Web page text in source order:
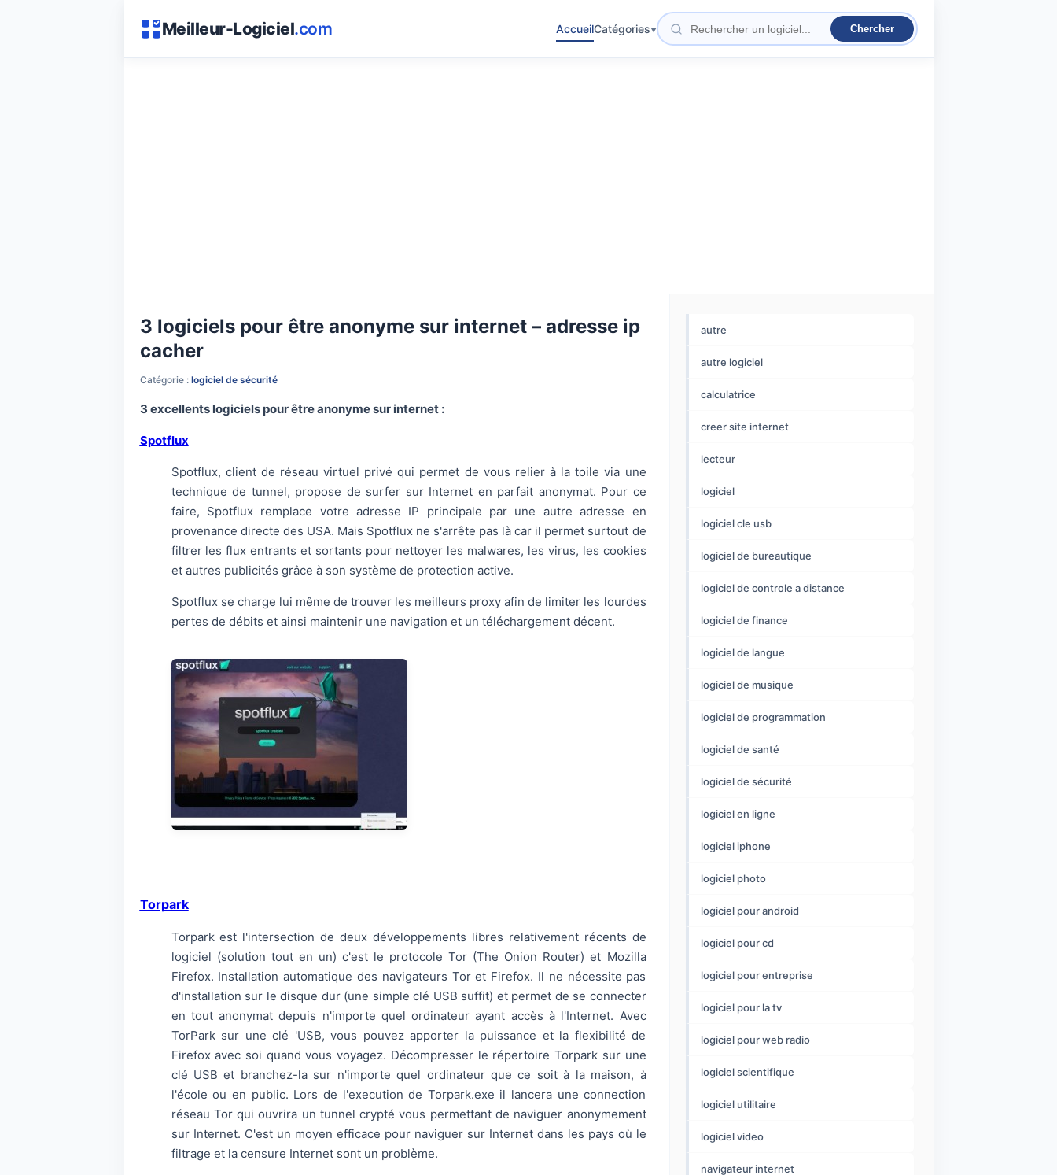
Meilleur-Logiciel.com AccueilCatégories
3 logiciels pour être anonyme sur internet – adresse ip
cacher
Catégorie : logiciel de sécurité
3 excellents logiciels pour être anonyme sur internet :
Spotflux
Spotflux, client de réseau virtuel privé qui permet de vous relier à la toile via une
technique de tunnel, propose de surfer sur Internet en parfait anonymat. Pour ce
faire, Spotflux remplace votre adresse IP principale par une autre adresse en
provenance directe des USA. Mais Spotflux ne s'arrête pas là car il permet surtout de
filtrer les flux entrants et sortants pour nettoyer les malwares, les virus, les cookies
et autres publicités grâce à son système de protection active.
Spotflux se charge lui même de trouver les meilleurs proxy afin de limiter les lourdes
pertes de débits et ainsi maintenir une navigation et un téléchargement décent.
Torpark
Torpark est l'intersection de deux développements libres relativement récents de
logiciel (solution tout en un) c'est le protocole Tor (The Onion Router) et Mozilla
Firefox. Installation automatique des navigateurs Tor et Firefox. Il ne nécessite pas
d'installation sur le disque dur (une simple clé USB suffit) et permet de se connecter
en tout anonymat depuis n'importe quel ordinateur ayant accès à l'Internet. Avec
TorPark sur une clé 'USB, vous pouvez apporter la puissance et la flexibilité de
Firefox avec soi quand vous voyagez. Décompresser le répertoire Torpark sur une
clé USB et branchez-la sur n'importe quel ordinateur que ce soit à la maison, à
l'école ou en public. Lors de l'execution de Torpark.exe il lancera une connection
réseau Tor qui ouvrira un tunnel crypté vous permettant de naviguer anonymement
sur Internet. C'est un moyen efficace pour naviguer sur Internet dans les pays où le
filtrage et la censure Internet sont un problème.
autre
autre logiciel
calculatrice
creer site internet
lecteur
logiciel
logiciel cle usb
logiciel de bureautique
logiciel de controle a distance
logiciel de finance
logiciel de langue
logiciel de musique
logiciel de programmation
logiciel de santé
logiciel de sécurité
logiciel en ligne
logiciel iphone
logiciel photo
logiciel pour android
logiciel pour cd
logiciel pour entreprise
logiciel pour la tv
logiciel pour web radio
logiciel scientifique
logiciel utilitaire
logiciel video
navigateur internet